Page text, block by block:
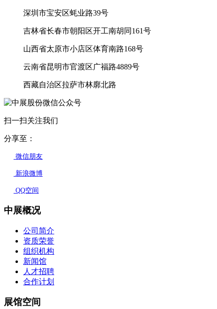
深圳市宝安区蚝业路39号
吉林省长春市朝阳区开工南胡同161号
山西省太原市小店区体育南路168号
云南省昆明市官渡区广福路4889号
西藏自治区拉萨市林廓北路
扫一扫关注我们
分享至：
微信朋友
新浪微博
QQ空间
中展概况
公司简介
资质荣誉
组织机构
新闻馆
人才招聘
合作计划
展馆空间